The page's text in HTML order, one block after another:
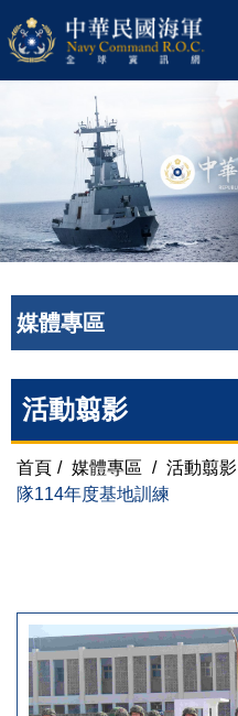
媒體專區
活動翦影
首頁 / 媒體專區 / 活動翦影
隊114年度基地訓練